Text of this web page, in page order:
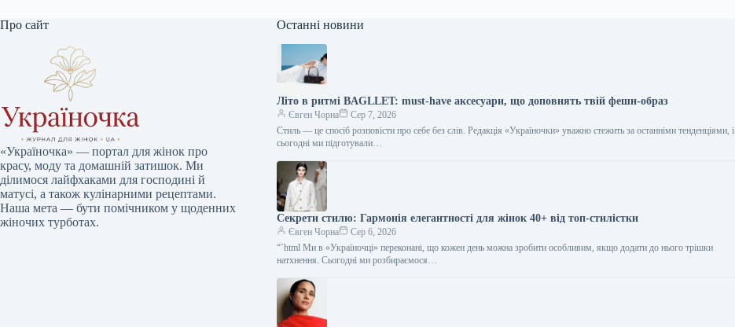
Про сайт
«Україночка» — портал для жінок про
красу, моду та домашній затишок. Ми
ділимося лайфхаками для господині й
матусі, а також кулінарними рецептами.
Наша мета — бути помічником у щоденних
жіночих турботах.
Останні новини
Літо в ритмі BAGLLET: must-have аксесуари, що доповнять твій фешн-образ
Євген Чорна
Сер 7, 2026
Стиль — це спосіб розповісти про себе без слів. Редакція «Україночки» уважно стежить за останніми тенденціями, і
сьогодні ми підготували…
Секрети стилю: Гармонія елегантності для жінок 40+ від топ-стилістки
Євген Чорна
Сер 6, 2026
“`html Ми в «Україночці» переконані, що кожен день можна зробити особливим, якщо додати до нього трішки
натхнення. Сьогодні ми розбираємося…